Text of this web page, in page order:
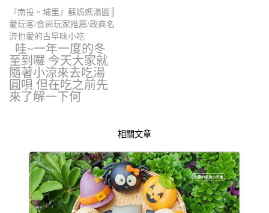
『南投。埔里』蘇媽媽湯圓║
愛玩客/食尚玩家推薦/政商名
流也愛的古早味小吃
哇~一年一度的冬
至到囉 今天大家就
隨著小涼來去吃湯
圓唄 但在吃之前先
來了解一下何
相關文章